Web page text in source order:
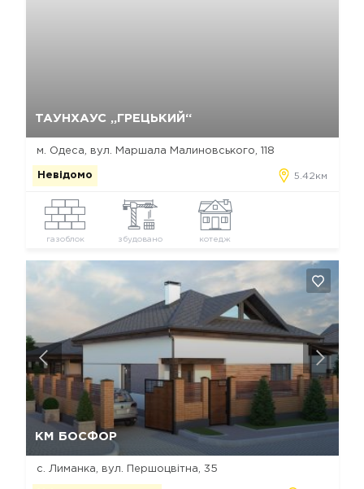
ТАУНХАУС „ГРЕЦЬКИЙ“
м. Одеса, вул. Маршала Малиновського, 118
Невідомо 5.42км
газоблок збудовано котедж
КМ БОСФОР
с. Лиманка, вул. Першоцвітна, 35
Так, видалити Відміна